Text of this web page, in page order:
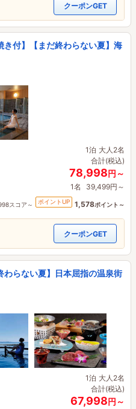
クーポンGET
き付】【まだ終わらない夏】海
1泊 大人2名
合計(税込)
78,998円～
1名 39,499円～
スコア～ ポイントUP 1,578ポイント～
クーポンGET
わらない夏】日本屈指の温泉街
1泊 大人2名
合計(税込)
67,998円～